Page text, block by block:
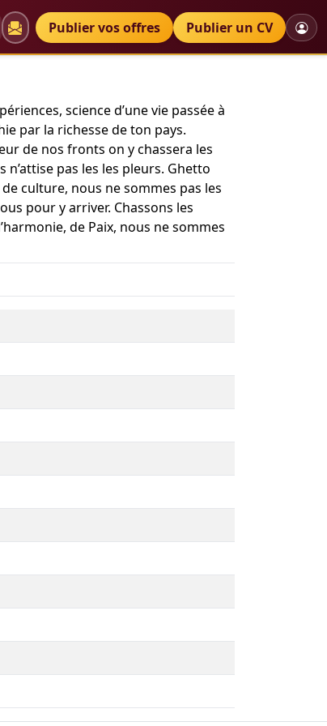
Diplômes Petites annonces
Publier vos offres Publier un CV
science d’une vie passée à
par la richesse de ton pays.
de nos fronts on y chassera les
pas les les pleurs. Ghetto
culture, nous ne sommes pas les
pour y arriver. Chassons les
de Paix, nous ne sommes